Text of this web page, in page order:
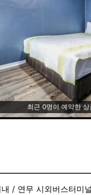
최근 0명이 예약한 상
/ 연무 시외버스터미